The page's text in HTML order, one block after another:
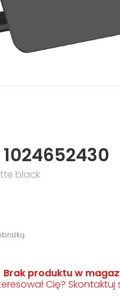
black
Brak produktu w
Cię? Skontaktuj